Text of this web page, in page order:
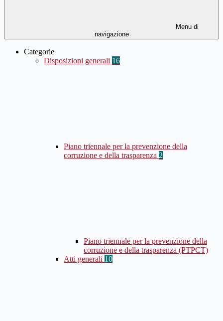
Menu di
navigazione
Categorie
Disposizioni generali 16
Piano triennale per la prevenzione della
corruzione e della trasparenza 2
Piano triennale per la prevenzione della
corruzione e della trasparenza (PTPCT)
Atti generali 10